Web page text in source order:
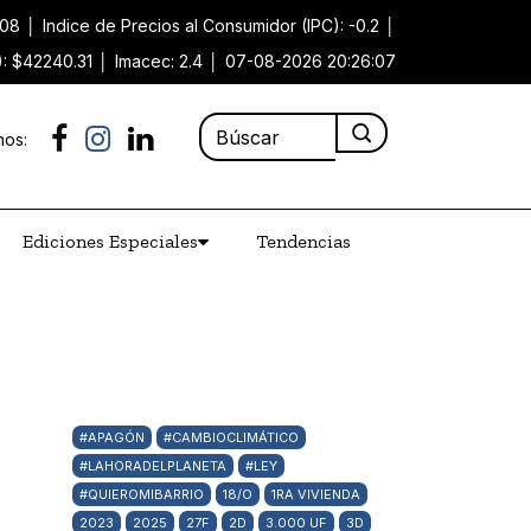
Indice de Precios al Consumidor (IPC): -0.2
$42240.31
Imacec: 2.4 07-08-2026 20:26:07
Ediciones Especiales Tendencias
#APAGÓN
#CAMBIOCLIMÁTICO
#LAHORADELPLANETA
#LEY
#QUIEROMIBARRIO
18/O
1RA VIVIENDA
2023
2025 27F 2D 3.000 UF 3D